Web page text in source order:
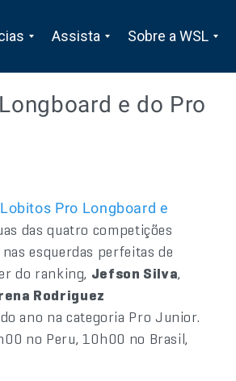
Assista Sobre a WSL
e do Pro
Lobitos Pro Longboard e
das quatro competições
esquerdas perfeitas de
do ranking, Jefson Silva,
Rodriguez
ano na categoria Pro Junior.
no Peru, 10h00 no Brasil,